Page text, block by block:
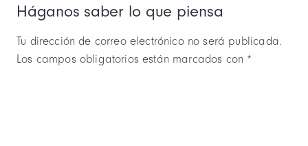
Háganos saber lo que piensa
Tu dirección de correo electrónico no será publicada.
Los campos obligatorios están marcados con *